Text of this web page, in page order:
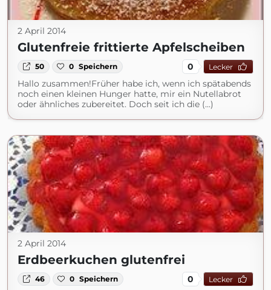
2 April 2014
Glutenfreie frittierte Apfelscheiben
50 0 Speichern 0 Lecker
Hallo zusammen!Früher habe ich, wenn ich spätabends
noch einen kleinen Hunger hatte, mir ein Nutellabrot
oder ähnliches zubereitet. Doch seit ich die (...)
2 April 2014
Erdbeerkuchen glutenfrei
46 0 Speichern 0 Lecker